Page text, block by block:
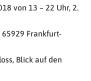
von 13 – 22 Uhr, 2.
65929 Frankfurt-
Blick auf den